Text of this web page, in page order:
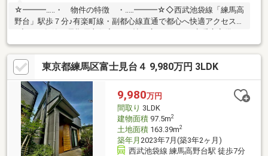
☆━━━…‥・ 物件の特徴 ・‥…━━━☆◇西武池袋線「練馬高
野台」駅歩７分♪有楽町線・副都心線直通で都心へ快適アクセス
冬も快適♪◇2.2帖のアトリエや3.1帖のマルチコーナー等、在宅ワ
ークに最適な空間が豊富♪◆土地広々４９坪超♪お車２台駐車可能
なカースペース♪☆━━━…‥・ ━☆━ ・‥…━━━☆【豊
富な未公開物件情報】板橋区大山にお店がございます。豊島区・
板橋区・北区・練馬区の物件情報はアドキャストまで！都内に16
店舗展開！未公開物件多数！物件探しのお困りの方はぜひ、アド
キャストまで♪
東京都練馬区富士見台４ 9,980万円 3LDK
9,980万円
間取り 3LDK
建物面積97.5m2
土地面積163.39m2
築年月 2023年7月(築3年2ヶ月)
西武池袋線 練馬高野台駅 徒歩7分